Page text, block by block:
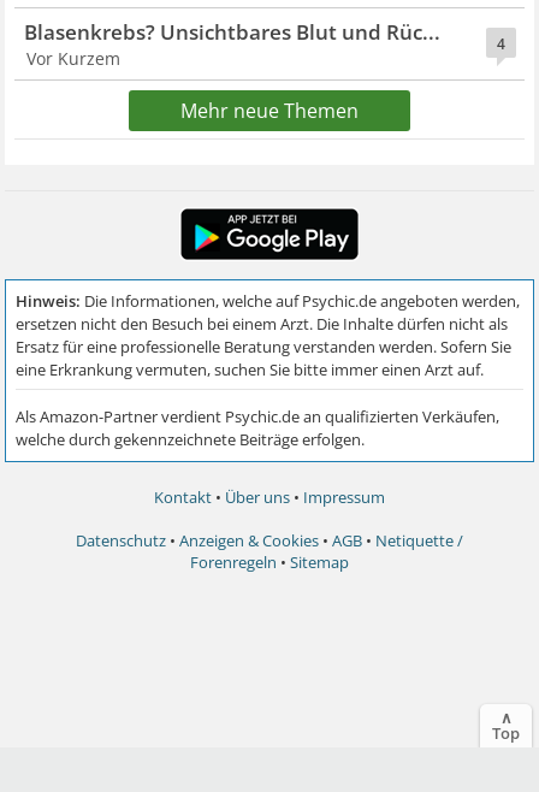
4
Blasenkrebs? Unsichtbares Blut und Rüc...
Vor Kurzem
Mehr neue Themen
Kontakt • Über uns • Impressum
Datenschutz • Anzeigen & Cookies • AGB • Netiquette /
Forenregeln • Sitemap
∧
Top